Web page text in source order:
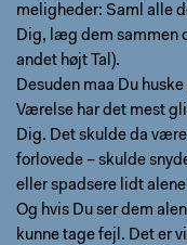
meligheder: Saml alle
Dig, læg dem sammen
andet højt Tal).
Desuden maa Du
Værelse har det mest
Dig. Det skulde da
forlovede – skulde
eller spadsere lidt alene
Og hvis Du ser dem
kunne tage fejl. Det er